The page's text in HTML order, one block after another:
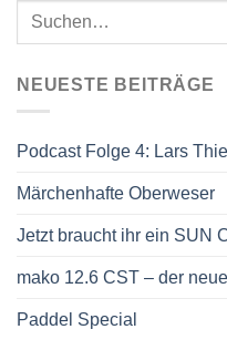
NEUESTE BEITRÄGE
Podcast Folge 4: Lars
Märchenhafte Oberweser
Jetzt braucht ihr ein SUN
mako 12.6 CST – der
Paddel Special